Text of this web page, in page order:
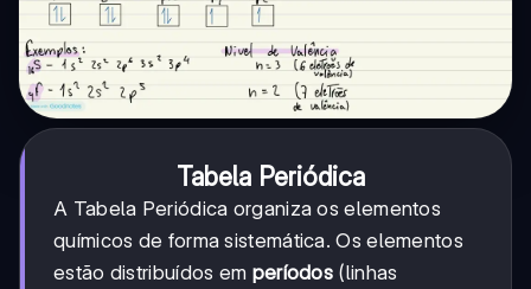
Tabela Periódica
A Tabela Periódica organiza os elementos
químicos de forma sistemática. Os elementos
estão distribuídos em períodos (linhas